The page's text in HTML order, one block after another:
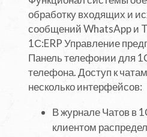
обработку входящих и
сообщений WhatsApp и
1С:ERP Управление
Панель телефонии для
телефона. Доступ к
несколько интерфейсов:
В журнале Чатов в
клиентом